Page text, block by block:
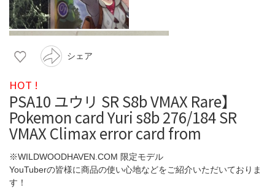
シェア
HOT !
PSA10 ユウリ SR S8b VMAX Rare】
Pokemon card Yuri s8b 276/184 SR
VMAX Climax error card from
※WILDWOODHAVEN.COM 限定モデル
YouTuberの皆様に商品の使い心地などをご紹介いただいておりま
す！